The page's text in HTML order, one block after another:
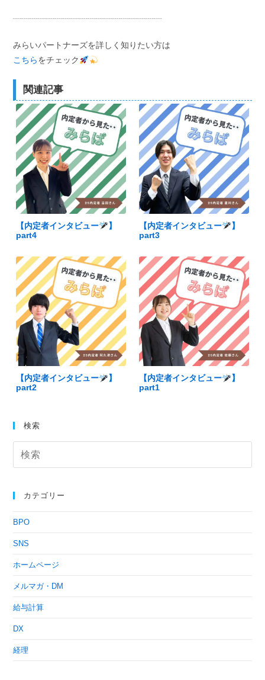
┈┈┈┈┈┈┈┈┈┈┈┈┈┈┈┈┈┈
みらいパートナーズを詳しく知りたい方は
こちらをチェック
関連記事
【内定者インタビュー
】
part4
【内定者インタビュー
】
part3
【内定者インタビュー
】
part2
【内定者インタビュー
】
part1
検索
カテゴリー
BPO
SNS
ホームページ
メルマガ・DM
給与計算
DX
経理